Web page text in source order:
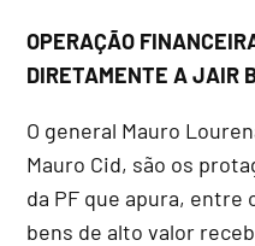
OPERAÇÃO
DIRETAMENTE A JAIR
O general Mauro
Mauro Cid, são os
da PF que apura, entre
bens de alto valor